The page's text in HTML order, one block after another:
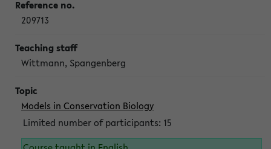
209713
Wittmann, Spangenberg
Models in Conservation Biology
Limited number of participants: 15